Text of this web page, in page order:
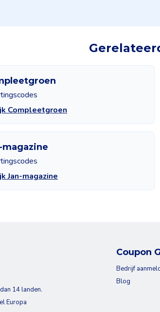
Compleetgroen
magazine
Jan-magazine
14 landen.
Europa
Coupon
Bedrijf
Blog